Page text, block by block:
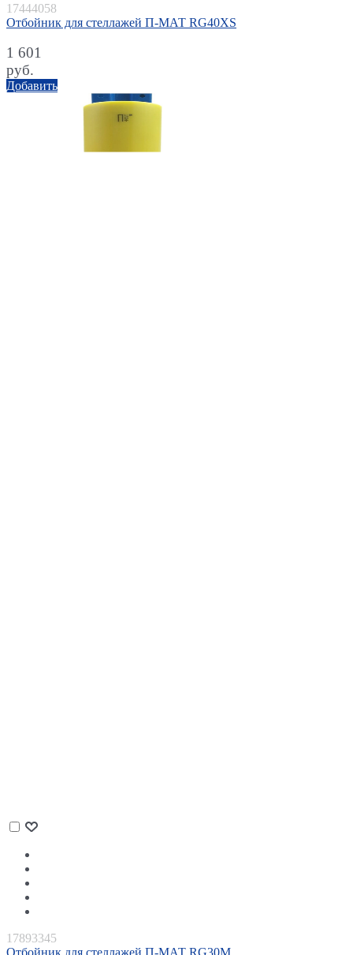
17444058
Отбойник для стеллажей П-МАТ RG40XS
1 601
руб.
Добавить
17893345
Отбойник для стеллажей П-МАТ RG30М